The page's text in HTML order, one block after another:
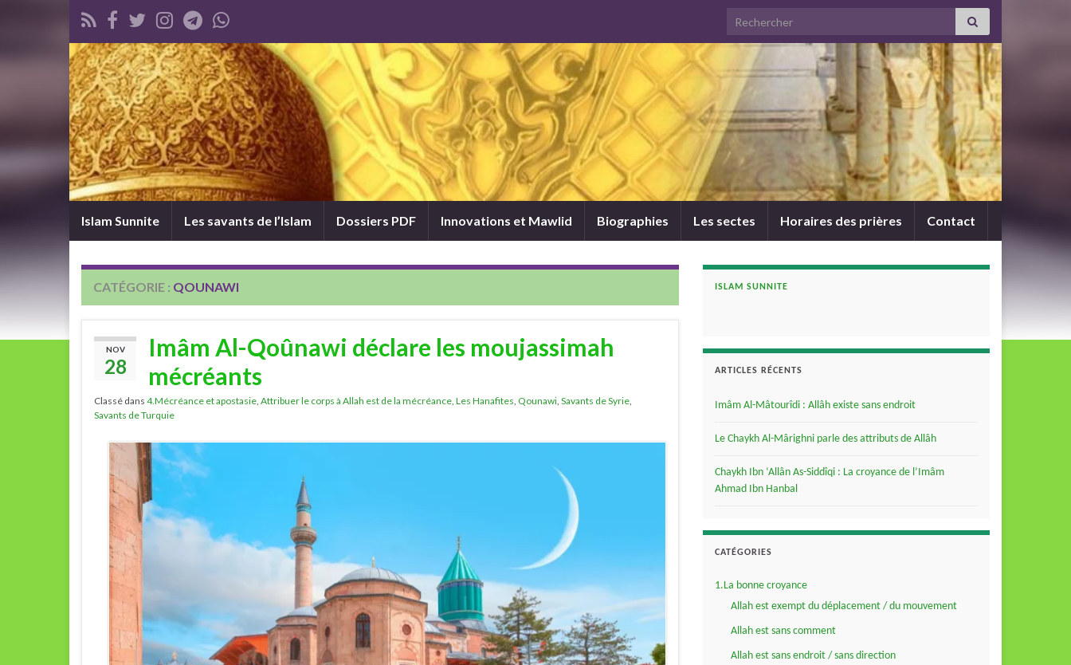
Search for:
Islam Sunnite Les savants de l’Islam Dossiers PDF Innovations et Mawlid Biographies Les sectes Horaires des prières Contact
CATÉGORIE : QOUNAWI
NOV
28
Imâm Al-Qoûnawi déclare les moujassimah
mécréants
Classé dans 4.Mécréance et apostasie, Attribuer le corps à Allah est de la mécréance, Les Hanafites, Qounawi, Savants de Syrie,
Savants de Turquie
ISLAM SUNNITE
ARTICLES RÉCENTS
Imâm Al-Mâtourîdi : Allâh existe sans endroit
Le Chaykh Al-Mârighni parle des attributs de Allâh
Chaykh Ibn ‘Allân As-Siddîqi : La croyance de l’Imâm
Ahmad Ibn Hanbal
CATÉGORIES
1.La bonne croyance
Allah est exempt du déplacement / du mouvement
Allah est sans comment
Allah est sans endroit / sans direction